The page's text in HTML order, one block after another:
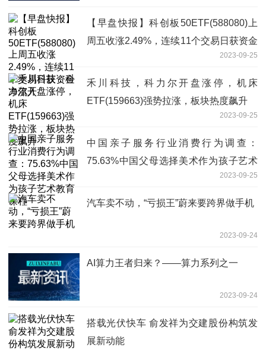
【早盘快报】科创板50ETF(588080)上
周五收涨2.49%，连续11个交易日获资金
2023-09-25
禾川科技，科力尔开盘涨停，机床
ETF(159663)强势拉涨，板块热度飙升
2023-09-25
中国亲子服务行业消费行为调查：
75.63%中国父母选择美术作为孩子艺术
2023-09-25
汽车卖不动，“亏损王”蔚来要跨界做手机
2023-09-24
AI算力王者归来？——算力系列之一
2023-09-24
搭载光伏快车 俞发祥为交建股份构筑发
展新动能